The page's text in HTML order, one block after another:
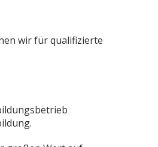
wir für qualifizierte